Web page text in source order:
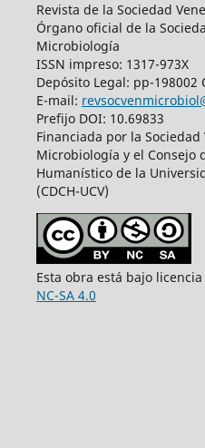
Revista de la Sociedad
Órgano oficial de la
Microbiología
ISSN impreso: 1317-973X
Depósito Legal: pp-198002
E-mail:
Prefijo DOI: 10.69833
Financiada por la Sociedad
Microbiología y el Consejo
Humanístico de la
(CDCH-UCV)
Esta obra está bajo licencia
NC-SA 4.0